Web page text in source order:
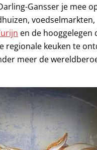
Gansser je mee
voedselmarkten,
en de hooggelegen
regionale keuken te
meer de